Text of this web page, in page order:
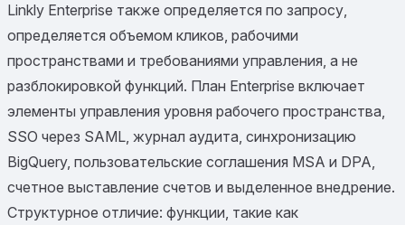
Linkly Enterprise также определяется по запросу,
определяется объемом кликов, рабочими
пространствами и требованиями управления, а не
разблокировкой функций. План Enterprise включает
элементы управления уровня рабочего пространства,
SSO через SAML, журнал аудита, синхронизацию
BigQuery, пользовательские соглашения MSA и DPA,
счетное выставление счетов и выделенное внедрение.
Структурное отличие: функции, такие как